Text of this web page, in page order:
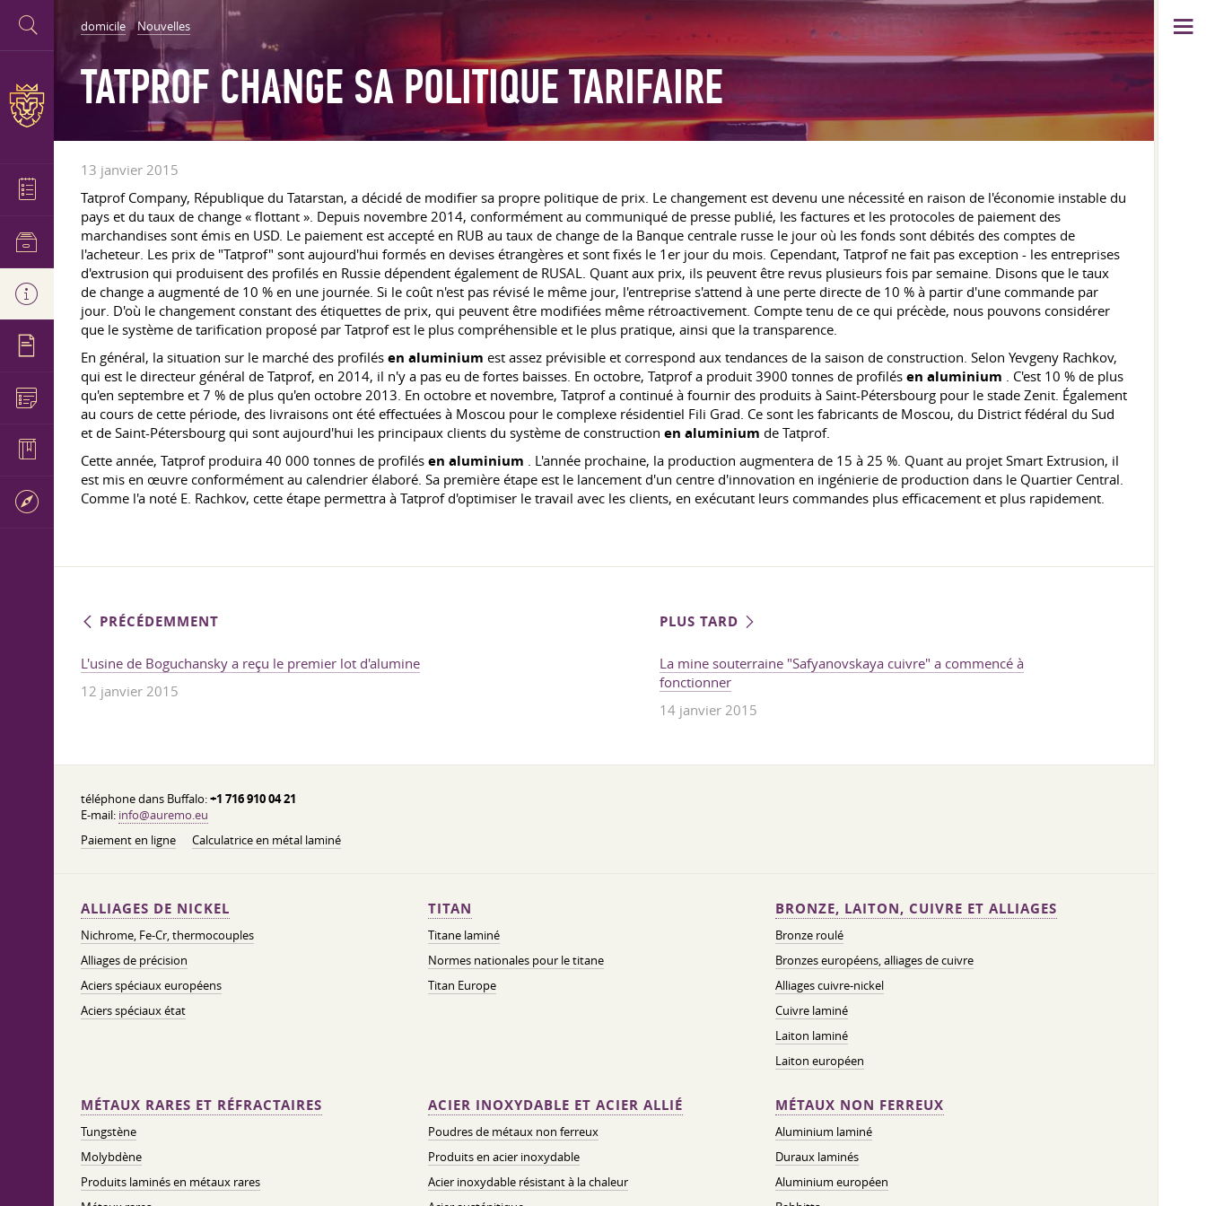
domicile Nouvelles
TATPROF CHANGE SA POLITIQUE TARIFAIRE
13 janvier 2015
Tatprof Company, République du Tatarstan, a décidé de modifier sa propre politique de prix. Le changement est devenu une nécessité en raison de l'économie instable du
pays et du taux de change « flottant ». Depuis novembre 2014, conformément au communiqué de presse publié, les factures et les protocoles de paiement des
marchandises sont émis en USD. Le paiement est accepté en RUB au taux de change de la Banque centrale russe le jour où les fonds sont débités des comptes de
l'acheteur. Les prix de "Tatprof" sont aujourd'hui formés en devises étrangères et sont fixés le 1er jour du mois. Cependant, Tatprof ne fait pas exception - les entreprises
d'extrusion qui produisent des profilés en Russie dépendent également de RUSAL. Quant aux prix, ils peuvent être revus plusieurs fois par semaine. Disons que le taux
de change a augmenté de 10 % en une journée. Si le coût n'est pas révisé le même jour, l'entreprise s'attend à une perte directe de 10 % à partir d'une commande par
jour. D'où le changement constant des étiquettes de prix, qui peuvent être modifiées même rétroactivement. Compte tenu de ce qui précède, nous pouvons considérer
que le système de tarification proposé par Tatprof est le plus compréhensible et le plus pratique, ainsi que la transparence.
En général, la situation sur le marché des profilés en aluminium est assez prévisible et correspond aux tendances de la saison de construction. Selon Yevgeny Rachkov,
qui est le directeur général de Tatprof, en 2014, il n'y a pas eu de fortes baisses. En octobre, Tatprof a produit 3900 tonnes de profilés en aluminium . C'est 10 % de plus
qu'en septembre et 7 % de plus qu'en octobre 2013. En octobre et novembre, Tatprof a continué à fournir des produits à Saint-Pétersbourg pour le stade Zenit. Également
au cours de cette période, des livraisons ont été effectuées à Moscou pour le complexe résidentiel Fili Grad. Ce sont les fabricants de Moscou, du District fédéral du Sud
et de Saint-Pétersbourg qui sont aujourd'hui les principaux clients du système de construction en aluminium de Tatprof.
Cette année, Tatprof produira 40 000 tonnes de profilés en aluminium . L'année prochaine, la production augmentera de 15 à 25 %. Quant au projet Smart Extrusion, il
est mis en œuvre conformément au calendrier élaboré. Sa première étape est le lancement d'un centre d'innovation en ingénierie de production dans le Quartier Central.
Comme l'a noté E. Rachkov, cette étape permettra à Tatprof d'optimiser le travail avec les clients, en exécutant leurs commandes plus efficacement et plus rapidement.
PRÉCÉDEMMENT
L'usine de Boguchansky a reçu le premier lot d'alumine
12 janvier 2015
PLUS TARD
La mine souterraine "Safyanovskaya cuivre" a commencé à
fonctionner
14 janvier 2015
téléphone dans Buffalo:+1 716 910 04 21
E-mail: info@auremo.eu
Paiement en ligne
Calculatrice en métal laminé
ALLIAGES DE NICKEL
Nichrome, Fe-Cr, thermocouples
Alliages de précision
Aciers spéciaux européens
Aciers spéciaux état
TITAN
Titane laminé
Normes nationales pour le titane
Titan Europe
BRONZE, LAITON, CUIVRE ET ALLIAGES
Bronze roulé
Bronzes européens, alliages de cuivre
Alliages cuivre-nickel
Cuivre laminé
Laiton laminé
Laiton européen
MÉTAUX RARES ET RÉFRACTAIRES
Tungstène
Molybdène
Produits laminés en métaux rares
ACIER INOXYDABLE ET ACIER ALLIÉ
Poudres de métaux non ferreux
Produits en acier inoxydable
Acier inoxydable résistant à la chaleur
MÉTAUX NON FERREUX
Aluminium laminé
Duraux laminés
Aluminium européen